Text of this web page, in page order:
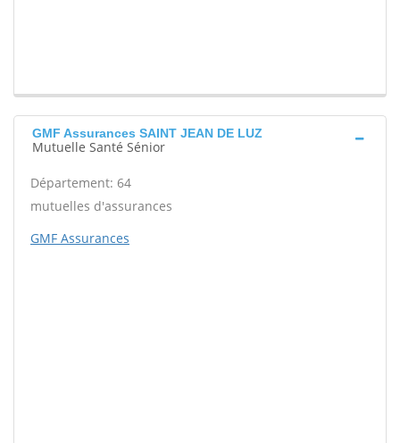
GMF Assurances SAINT JEAN DE LUZ
Mutuelle Santé Sénior
Département: 64
mutuelles d'assurances
GMF Assurances